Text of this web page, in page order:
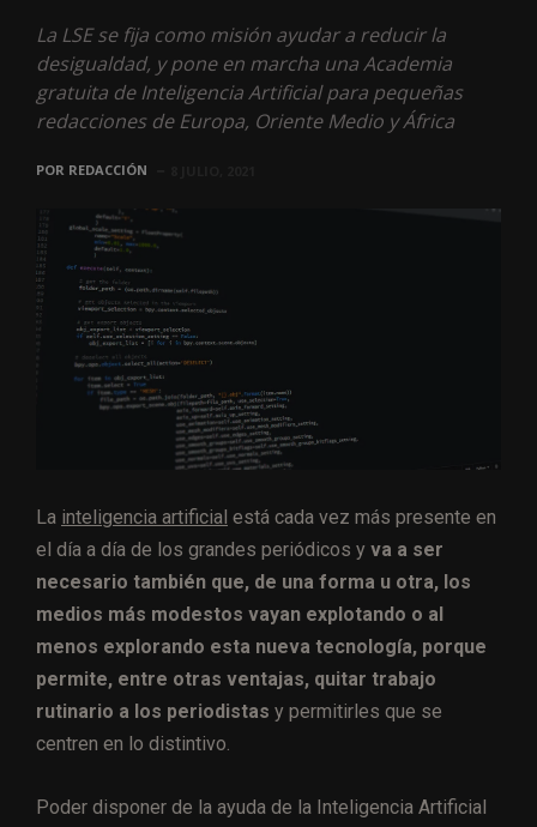
La LSE se fija como misión ayudar a reducir la
desigualdad, y pone en marcha una Academia
gratuita de Inteligencia Artificial para pequeñas
redacciones de Europa, Oriente Medio y África
POR REDACCIÓN
La inteligencia artificial está cada vez más presente en
el día a día de los grandes periódicos y va a ser
necesario también que, de una forma u otra, los
medios más modestos vayan explotando o al
menos explorando esta nueva tecnología, porque
permite, entre otras ventajas, quitar trabajo
rutinario a los periodistas y permitirles que se
centren en lo distintivo.
Poder disponer de la ayuda de la Inteligencia Artificial